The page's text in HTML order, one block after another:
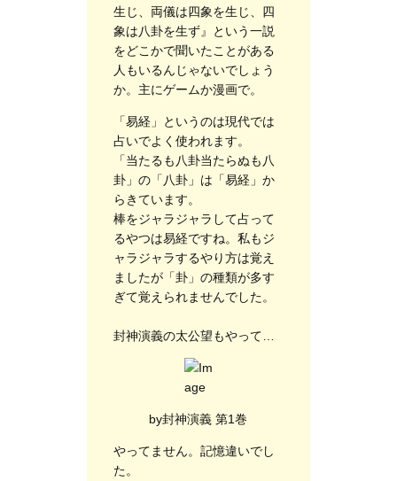
生じ、両儀は四象を生じ、四
象は八卦を生ず』という一説
をどこかで聞いたことがある
人もいるんじゃないでしょう
か。主にゲームか漫画で。
「易経」というのは現代では
占いでよく使われます。
「当たるも八卦当たらぬも八
卦」の「八卦」は「易経」か
らきています。
棒をジャラジャラして占って
るやつは易経ですね。私もジ
ャラジャラするやり方は覚え
ましたが「卦」の種類が多す
ぎて覚えられませんでした。
封神演義の太公望もやって…
by封神演義 第1巻
やってません。記憶違いでし
た。